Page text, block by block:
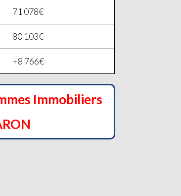
71 078€
80 103€
+8 766€
Immobiliers